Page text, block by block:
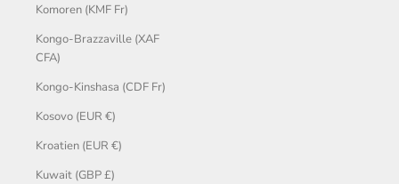
Komoren (KMF Fr)
Kongo-Brazzaville (XAF
CFA)
Kongo-Kinshasa (CDF Fr)
Kosovo (EUR €)
Kroatien (EUR €)
Kuwait (GBP £)